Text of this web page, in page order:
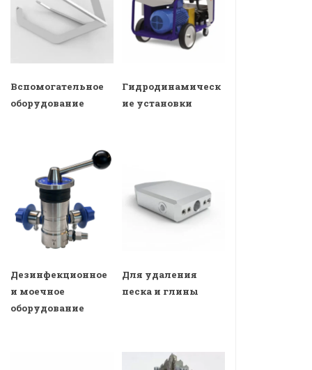
Вспомогательное
оборудование
Гидродинамическ
ие установки
Дезинфекционное
и моечное
оборудование
Для удаления
песка и глины